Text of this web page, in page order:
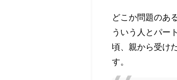
どこか問題のあ
ういう人とパー
頃、親から受け
す。